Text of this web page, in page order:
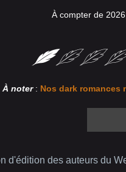
À compter de
À noter: Nos dark romances
d'édition des auteurs du